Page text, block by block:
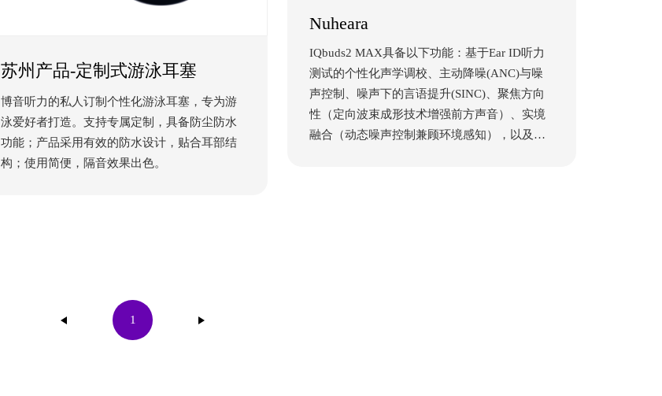
苏州产品-定制式游泳耳塞
博音听力的私人订制个性化游泳耳塞，专为游
泳爱好者打造。支持专属定制，具备防尘防水
功能；产品采用有效的防水设计，贴合耳部结
构；使用简便，隔音效果出色。
Nuheara
IQbuds2 MAX具备以下功能：基于Ear ID听力
测试的个性化声学调校、主动降噪(ANC)与噪
声控制、噪声下的言语提升(SINC)、聚焦方向
性（定向波束成形技术增强前方声音）、实境
融合（动态噪声控制兼顾环境感知），以及配
1